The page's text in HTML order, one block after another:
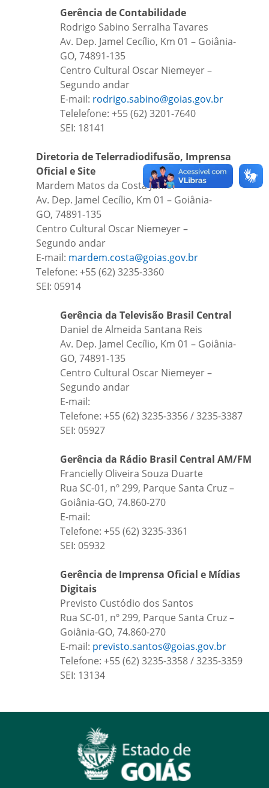
Gerência de Contabilidade
Rodrigo Sabino Serralha Tavares
Av. Dep. Jamel Cecílio, Km 01 – Goiânia-
GO, 74891-135
Centro Cultural Oscar Niemeyer –
Segundo andar
E-mail: rodrigo.sabino@goias.gov.br
Telelefone: +55 (62) 3201-7640
SEI: 18141
Diretoria de Telerradiodifusão, Imprensa
Oficial e Site
Mardem Matos da Costa Júnior
Av. Dep. Jamel Cecílio, Km 01 – Goiânia-
GO, 74891-135
Centro Cultural Oscar Niemeyer –
Segundo andar
E-mail: mardem.costa@goias.gov.br
Telefone: +55 (62) 3235-3360
SEI: 05914
Gerência da Televisão Brasil Central
Daniel de Almeida Santana Reis
Av. Dep. Jamel Cecílio, Km 01 – Goiânia-
GO, 74891-135
Centro Cultural Oscar Niemeyer –
Segundo andar
E-mail:
Telefone: +55 (62) 3235-3356 / 3235-3387
SEI: 05927
Gerência da Rádio Brasil Central AM/FM
Francielly Oliveira Souza Duarte
Rua SC-01, nº 299, Parque Santa Cruz –
Goiânia-GO, 74.860-270
E-mail:
Telefone: +55 (62) 3235-3361
SEI: 05932
Gerência de Imprensa Oficial e Mídias
Digitais
Previsto Custódio dos Santos
Rua SC-01, nº 299, Parque Santa Cruz –
Goiânia-GO, 74.860-270
E-mail: previsto.santos@goias.gov.br
Telefone: +55 (62) 3235-3358 / 3235-3359
SEI: 13134